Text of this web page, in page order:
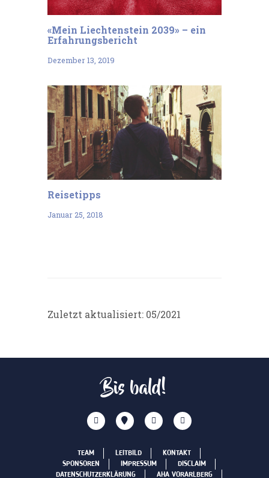
«Mein Liechtenstein 2039» – ein
Erfahrungsbericht
Dezember 13, 2019
Reisetipps
Januar 25, 2018
Zuletzt aktualisiert: 05/2021
Bis bald!
TEAM LEITBILD
KONTAKT
SPONSOREN
IMPRESSUM
DISCLAIM
DATENSCHUTZERKLÄRUNG
AHA VORARLBERG